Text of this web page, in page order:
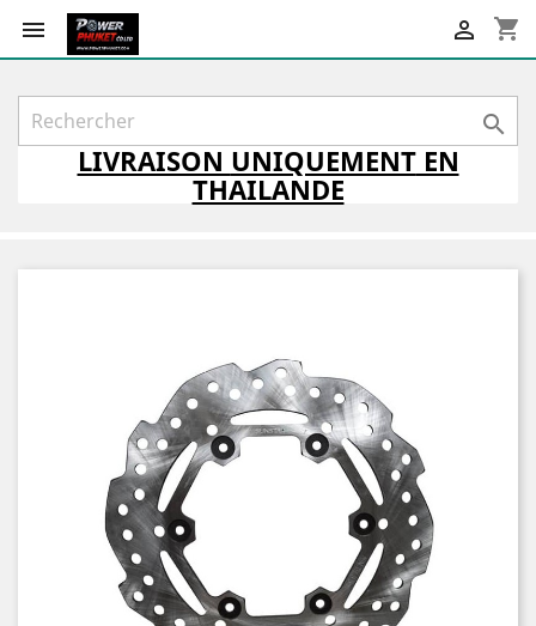
 shopping_cart


LIVRAISON UNIQUEMENTEN
THAILANDE